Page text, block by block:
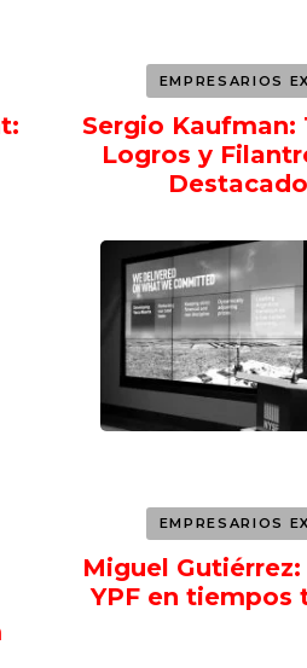
EMPRESARIOS
Sergio Kaufman:
Logros y
EMPRESARIOS
Miguel
YPF en tiempos